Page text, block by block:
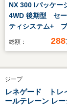
NX 300 Iパッケー
4WD 後期型 セ
ティシステム+
インドスポットモ
シートヒーター
ションR18AW
型ワイドナビ バ
&サイドカメラ
総額： 288
ジープ
レネゲード トレ
ールテレーン レ